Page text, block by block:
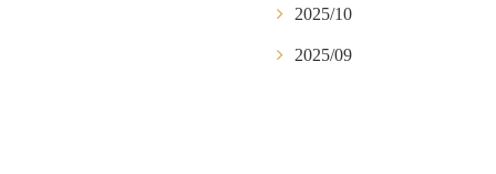
2025/10
2025/09